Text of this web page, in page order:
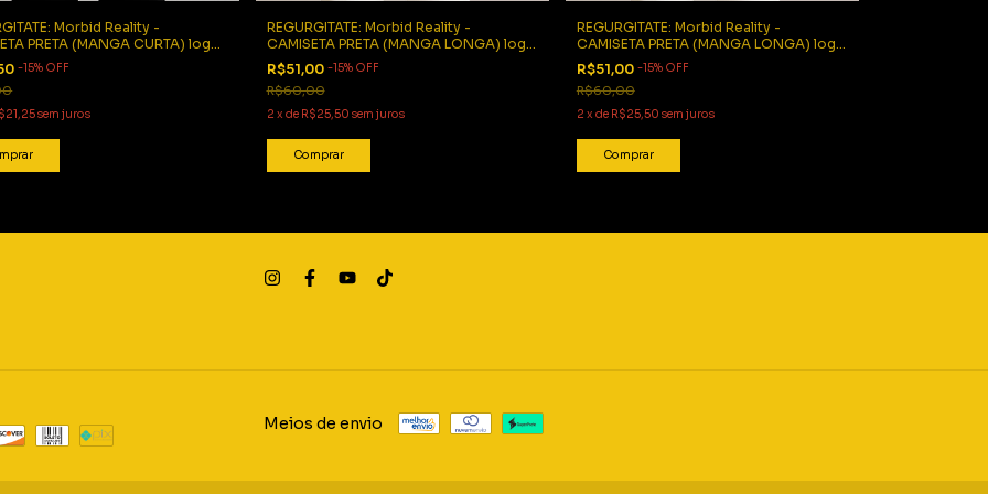
Morbid Reality -
PRETA (MANGA CURTA) logo
-15% OFF
sem juros
REGURGITATE: Morbid Reality -
CAMISETA PRETA (MANGA LONGA) logo
vermelho
R$51,00 -15% OFF
R$60,00
2 x de R$25,50 sem juros
Comprar
REGURGITATE: Morbid Reality -
CAMISETA PRETA (MANGA LONGA) logo
branco
R$51,00 -15% OFF
R$60,00
2 x de R$25,50 sem juros
Comprar
Meios de envio